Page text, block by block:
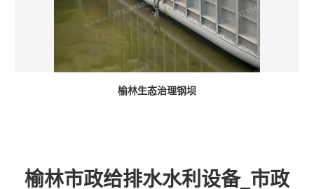
榆林生态治理钢坝
榆林市政给排水水利设备_市政